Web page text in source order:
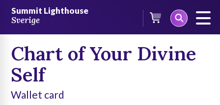
Summit Lighthouse
Sverige
/ Chart of Your Divine Self
Chart of Your Divine
Self
Wallet card